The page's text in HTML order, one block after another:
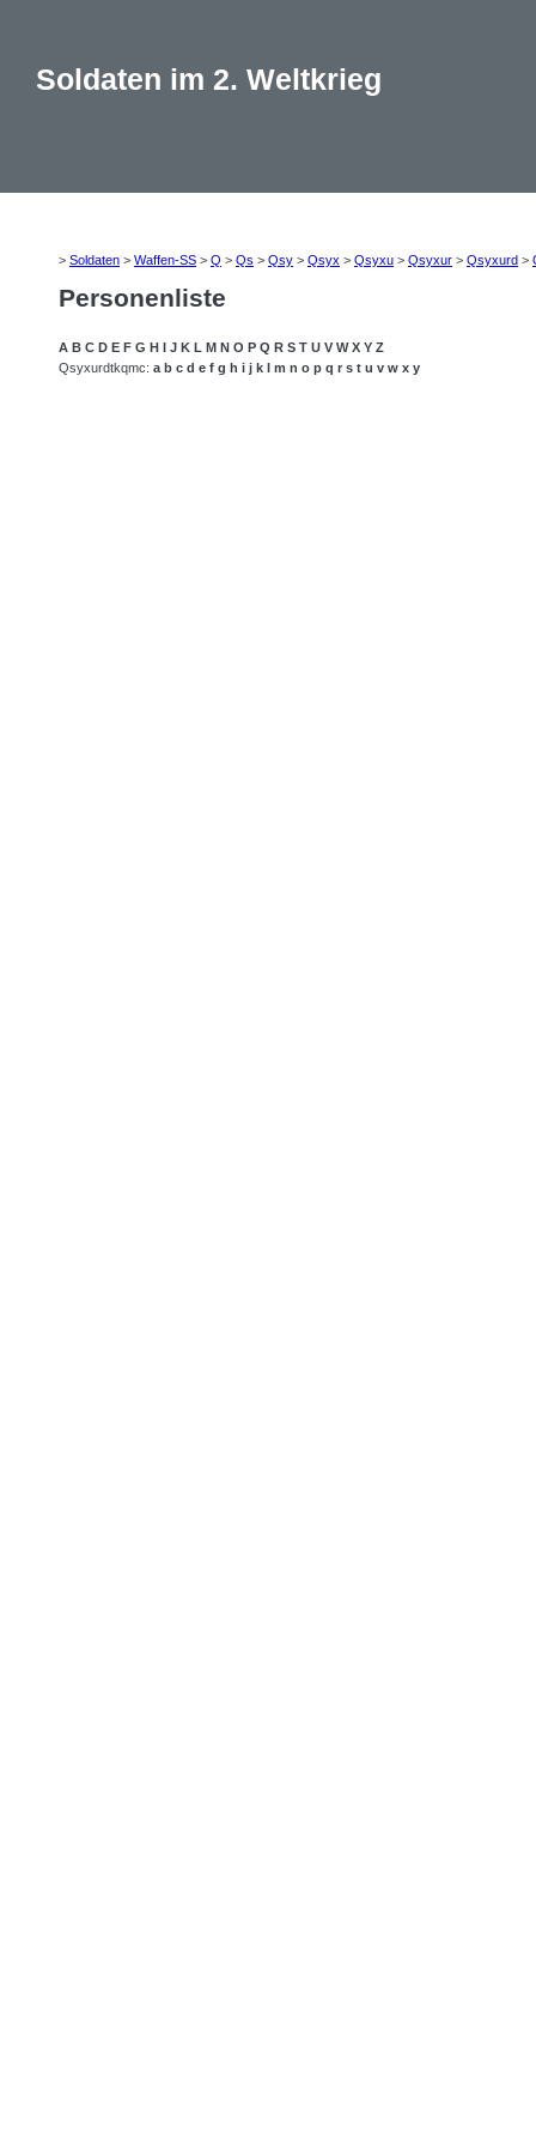
Soldaten im 2. Weltkrieg
> Soldaten > Waffen-SS > Q > Qs > Qsy > Qsyx > Qsyxu > Qsyxur > Qsyxurd >
Personenliste
A B C D E F G H I J K L M N O P Q R S T U V W X Y Z
Qsyxurdtkqmc: a b c d e f g h i j k l m n o p q r s t u v w x y